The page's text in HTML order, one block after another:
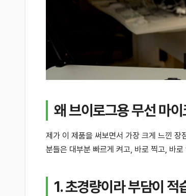
왜 브이로그용 무선 마이
제가 이 제품을 써보면서 가장 크게 느낀 장
분들은 대부분 빠르게 켜고, 바로 찍고, 바
1. 초경량이라 부담이 적